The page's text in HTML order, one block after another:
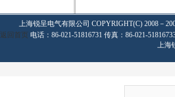
上海锐呈电气有限公司 COPYRIGHT(C) 2008－
返回首页 电话：86-021-51816731 传真：86-021-
上海